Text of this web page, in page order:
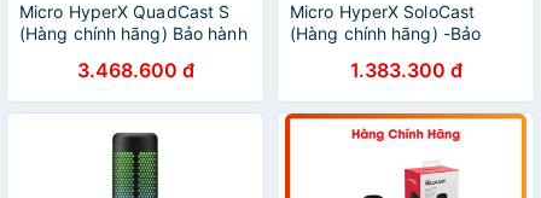
Micro HyperX QuadCast S
(Hàng chính hãng) Bảo hành
3.468.600 đ
Micro HyperX SoloCast
(Hàng chính hãng) -Bảo
1.383.300 đ